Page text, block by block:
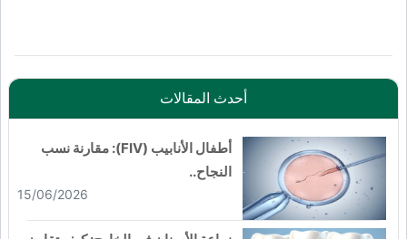
أحدث المقالات
أطفال الأنابيب (FIV): مقارنة نسب
النجاح..
15/06/2026